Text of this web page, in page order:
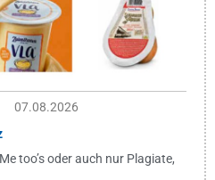
07.08.2026
too’s oder auch nur Plagiate,